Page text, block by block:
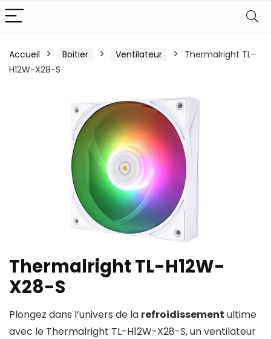
Accueil Boitier Ventilateur
Thermalright TL-
H12W-X28-S
Thermalright TL-H12W-
X28-S
Plongez dans l’univers de la refroidissement ultime
avec le Thermalright TL-H12W-X28-S, un ventilateur